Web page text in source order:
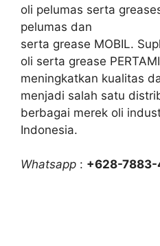
oli pelumas serta
pelumas dan
serta grease MOBIL.
oli serta grease
meningkatkan kualitas
menjadi salah satu
berbagai merek oli
Indonesia.
Whatsapp : +628-